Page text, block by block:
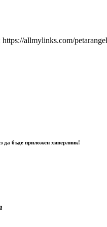
allmylinks.com/
да бъде приложен хиперлинк!